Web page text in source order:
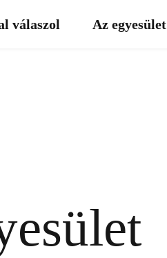
válaszol Az egyesület